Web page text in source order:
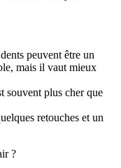
peuvent être un
mais il vaut mieux
souvent plus cher que
retouches et un
?